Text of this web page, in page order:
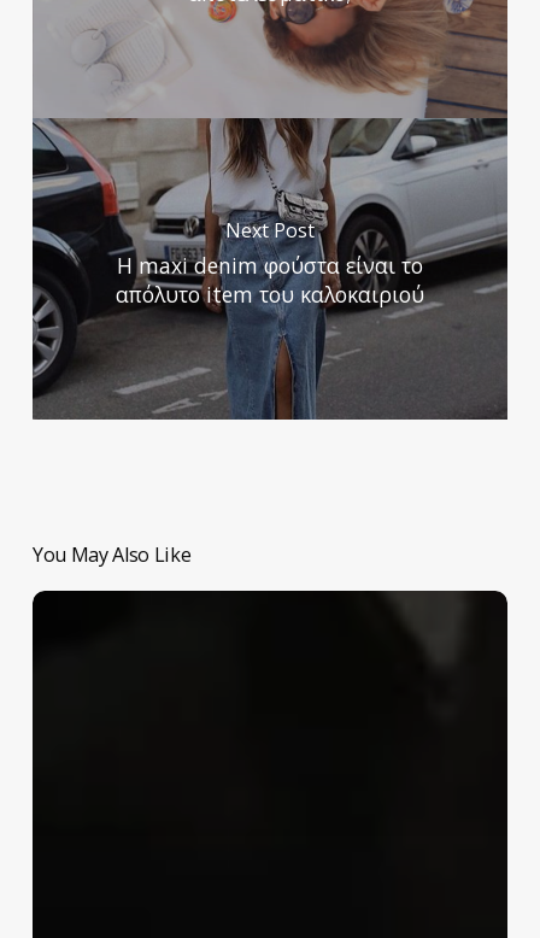
Next Post
Η maxi denim φούστα είναι το
απόλυτο item του καλοκαιριού
You May Also Like